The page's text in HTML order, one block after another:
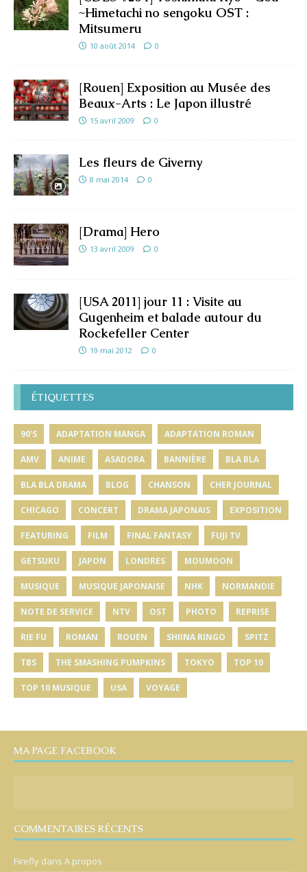
~Himetachi no sengoku OST :
Mitsumeru
10 août 2014 0
[Rouen] Exposition au Musée des
Beaux-Arts : Le Japon illustré
15 avril 2009 0
Les fleurs de Giverny
8 mai 2014 0
[Drama] Hero
13 avril 2009 0
[USA 2011] jour 11 : Visite au
Gugenheim et balade autour du
Rockefeller Center
19 mai 2012 0
ÉTIQUETTES
90'S ADAPTATION MANGA ADAPTATION ROMAN
AMV ANIME ASADORA BANNIÈRE BLA BLA
BLA BLA DRAMA BLOG CHANSON CHER JOURNAL
CHICAGO CONCERT DRAMA JAPONAIS EXPOSITION
FEATURING FILM FINAL FANTASY FUJI TV
GETSUKU JAPON LONDRES MOUMOON
MUSIQUE MUSIQUE JAPONAISE NHK NORMANDIE
NOTE DE SERVICE NTV OST PHOTO REPRISE
RIE FU ROMAN ROUEN SHIINA RINGO SPITZ
TBS THE SMASHING PUMPKINS TOKYO TOP 10
TOP 10 MUSIQUE USA VOYAGE
MA PAGE FACEBOOK
COMMENTAIRES RÉCENTS
Firefly dans A propos